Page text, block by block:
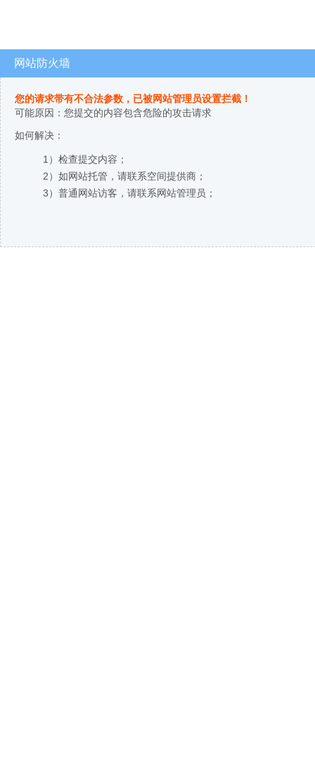
网站防火墙
您的请求带有不合法参数，已被网站管理员设置拦截！
可能原因：您提交的内容包含危险的攻击请求
如何解决：
1）检查提交内容；
2）如网站托管，请联系空间提供商；
3）普通网站访客，请联系网站管理员；